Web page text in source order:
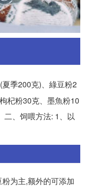
夏季200克)、綠豆粉2
杞粉30克、墨魚粉10
二、饲喂方法: 1、以
为主,额外的可添加